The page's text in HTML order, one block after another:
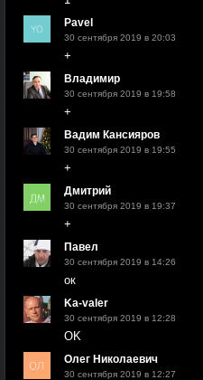
Pavel
30 сентября 2019 в 20:03
+
Владимир
30 сентября 2019 в 19:58
+
Вадим Кансияров
30 сентября 2019 в 19:55
+
Дмитрий
30 сентября 2019 в 19:37
+
Павел
30 сентября 2019 в 14:26
ок
Ka-valer
30 сентября 2019 в 12:28
OK
Олег Николаевич
30 сентября 2019 в 12:27